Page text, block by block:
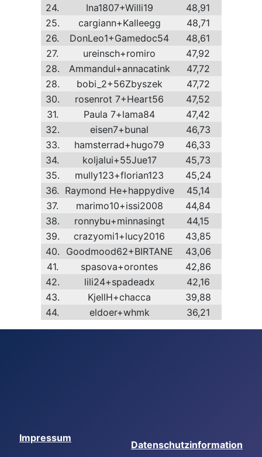
24.
Ina1807+Willi19
48,91
25.
cargiann+Kalleegg
48,71
26.
DonLeo1+Gamedoc54
48,61
27.
ureinsch+romiro
47,92
28.
Ammandul+annacatink
47,72
28.
bobi_2+56Zbyszek
47,72
30.
rosenrot 7+Heart56
47,52
31.
Paula 7+lama84
47,42
32.
eisen7+bunal
46,73
33.
hamsterrad+hugo79
46,33
34.
koljalui+55Jue17
45,73
35.
mully123+florian123
45,24
36. Raymond He+happydive
45,14
37.
marimo10+issi2008
44,84
38.
ronnybu+minnasingt
44,15
39.
crazyomi1+lucy2016
43,85
40.
Goodmood62+BIRTANE
43,06
41.
spasova+orontes
42,86
42.
lili24+spadeadx
42,16
43.
KjellH+chacca
39,88
44.
eldoer+whmk 36,21
Impressum
Datenschutzinformation